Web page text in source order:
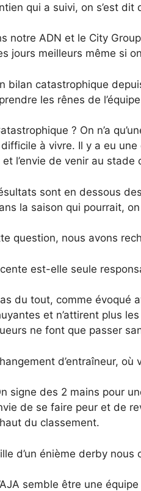
qui a suivi, on s’est
notre ADN et le City
jours meilleurs même si
bilan catastrophique
les rênes de
? On n’a
à vivre. Il y a eu
l’envie de venir au
sont en dessous
la saison qui pourrait,
question, nous avons
est-elle seule
du tout, comme évoqué
et n’attirent plus
ne font que passer
d’entraîneur,
signe des 2 mains pour
de se faire peur et de
du classement.
d’un énième derby
semble être une